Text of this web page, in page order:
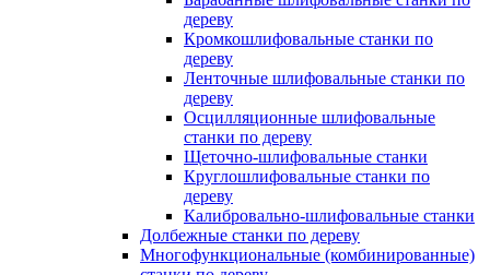
дереву
Кромкошлифовальные станки по
дереву
Ленточные шлифовальные станки по
дереву
Осцилляционные шлифовальные
станки по дереву
Щеточно-шлифовальные станки
Круглошлифовальные станки по
дереву
Калибровально-шлифовальные станки
Долбежные станки по дереву
Многофункциональные (комбинированные)